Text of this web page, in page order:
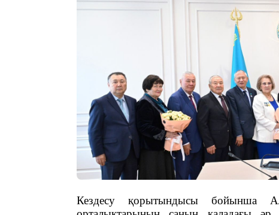
Кездесу қорытындысы бойынша